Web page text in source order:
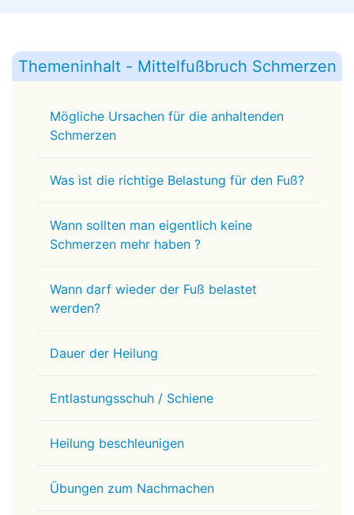
Themeninhalt - Mittelfußbruch Schmerzen
Mögliche Ursachen für die anhaltenden
Schmerzen
Was ist die richtige Belastung für den Fuß?
Wann sollten man eigentlich keine
Schmerzen mehr haben ?
Wann darf wieder der Fuß belastet
werden?
Dauer der Heilung
Entlastungsschuh / Schiene
Heilung beschleunigen
Übungen zum Nachmachen